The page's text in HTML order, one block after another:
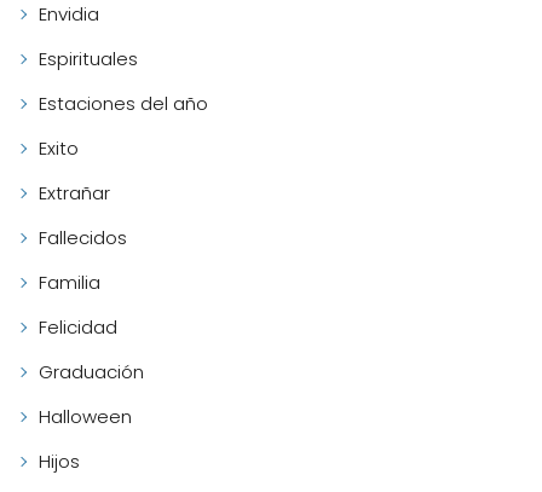
Envidia
Espirituales
Estaciones del año
Exito
Extrañar
Fallecidos
Familia
Felicidad
Graduación
Halloween
Hijos